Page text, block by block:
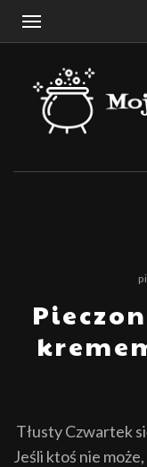
Tłusty Czwartek
Jeśli ktoś nie